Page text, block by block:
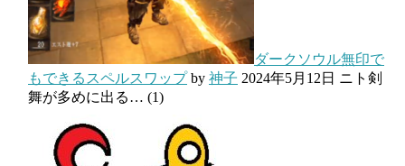
ダークソウル無印で
もできるスペルスワップby 神子 2024年5月12日 ニト剣
舞が多めに出る… (1)